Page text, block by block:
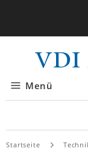
Menü
Startseite